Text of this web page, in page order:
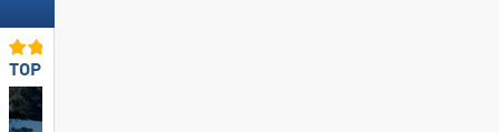
TOP per famiglie e bambini